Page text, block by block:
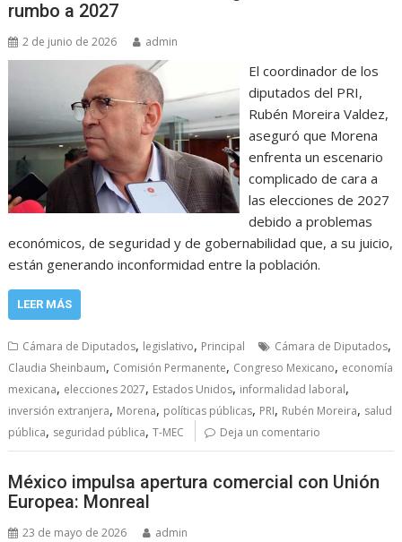
rumbo a 2027
2 de junio de 2026 admin
El coordinador de los
diputados del PRI,
Rubén Moreira Valdez,
aseguró que Morena
enfrenta un escenario
complicado de cara a
las elecciones de 2027
debido a problemas
económicos, de seguridad y de gobernabilidad que, a su juicio,
están generando inconformidad entre la población.
LEER MÁS
Cámara de Diputados, legislativo, Principal Cámara de Diputados,
Claudia Sheinbaum, Comisión Permanente, Congreso Mexicano, economía
mexicana, elecciones 2027, Estados Unidos, informalidad laboral,
inversión extranjera, Morena, políticas públicas, PRI, Rubén Moreira, salud
pública, seguridad pública,T-MEC Deja un comentario
México impulsa apertura comercial con Unión
Europea: Monreal
23 de mayo de 2026 admin